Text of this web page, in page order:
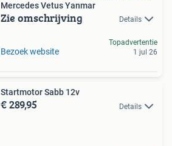
Mercedes Vetus Yanmar
Zie omschrijving Details
Bezoek website
Topadvertentie
1 jul 26
Startmotor Sabb 12v
€ 289,95 Details